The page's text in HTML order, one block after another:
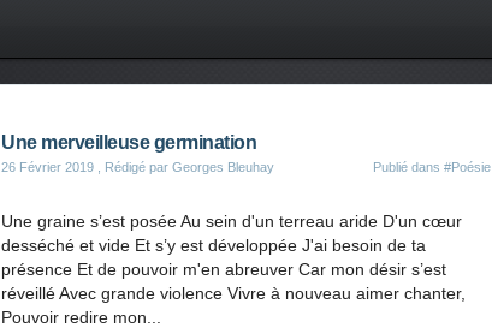
Une merveilleuse germination
26 Février 2019 , Rédigé par Georges Bleuhay Publié dans #Poésie
Une graine s’est posée Au sein d'un terreau aride D'un cœur
desséché et vide Et s’y est développée J'ai besoin de ta
présence Et de pouvoir m'en abreuver Car mon désir s’est
réveillé Avec grande violence Vivre à nouveau aimer chanter,
Pouvoir redire mon...